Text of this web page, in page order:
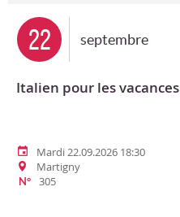
22 septembre
Italien pour les vacances
Mardi 22.09.2026 18:30
Martigny
N°
305